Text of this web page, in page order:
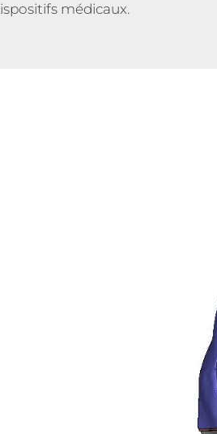
médicaux.